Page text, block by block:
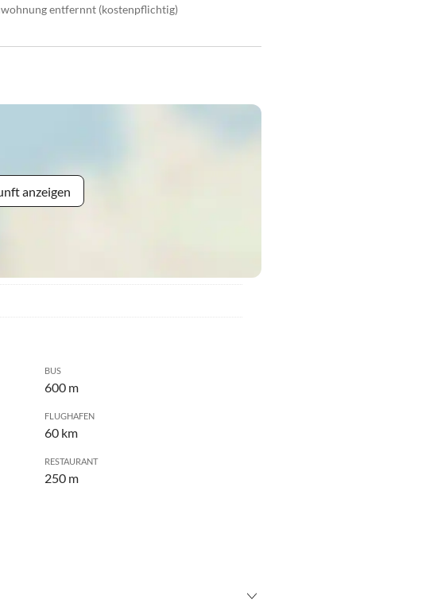
entfernnt (kostenpflichtig)
anzeigen
BUS
600 m
FLUGHAFEN
60 km
RESTAURANT
250 m